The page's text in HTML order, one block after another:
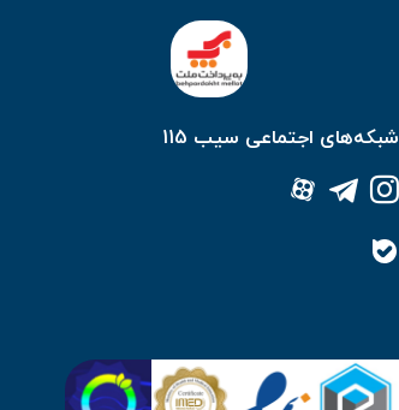
شبکه‌های اجتماعی سیب 115